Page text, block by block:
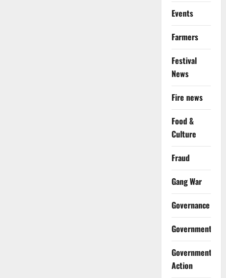
Events
Farmers
Festival
News
Fire news
Food &
Culture
Fraud
Gang War
Governance
Government
Government
Action